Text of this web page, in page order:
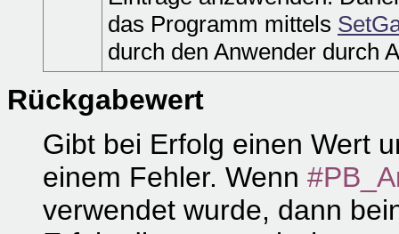
das Programm mittels
durch den Anwender durch
Rückgabewert
Gibt bei Erfolg einen Wert
einem Fehler. Wenn
verwendet wurde, dann